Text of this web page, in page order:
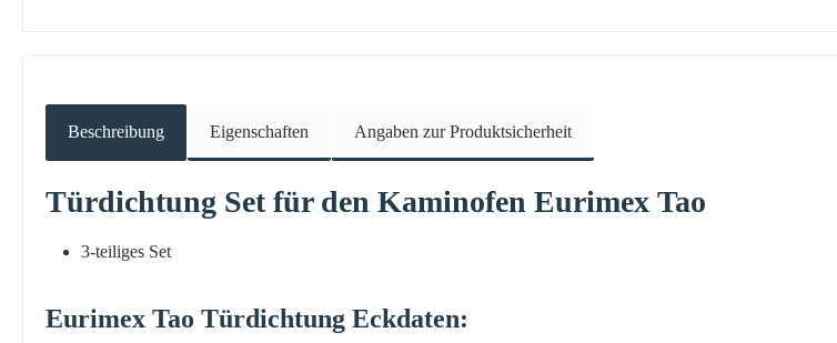
Beschreibung Eigenschaften Angaben zur Produktsicherheit
Türdichtung Set für den Kaminofen Eurimex Tao
3-teiliges Set
Eurimex Tao Türdichtung Eckdaten: